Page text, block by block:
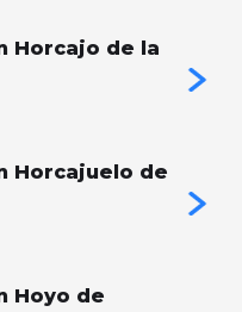
Horcajo de la
Horcajuelo de
Hoyo de